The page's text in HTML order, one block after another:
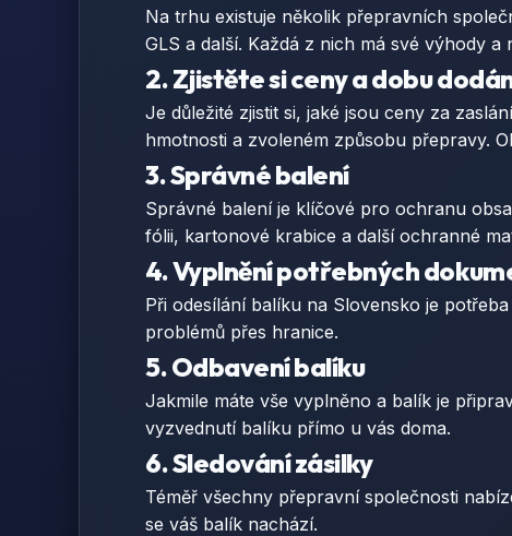
Na trhu existuje několik přepravních
GLS a další. Každá z nich má své výhody
2. Zjistěte si ceny a dobu
Je důležité zjistit si, jaké jsou ceny za
hmotnosti a zvoleném způsobu přepravy.
3. Správné balení
Správné balení je klíčové pro ochranu
fólii, kartonové krabice a další ochranné
4. Vyplnění potřebných
Při odesílání balíku na Slovensko je
problémů přes hranice.
5. Odbavení balíku
Jakmile máte vše vyplněno a balík je
vyzvednutí balíku přímo u vás doma.
6. Sledování zásilky
Téměř všechny přepravní společnosti
se váš balík nachází.